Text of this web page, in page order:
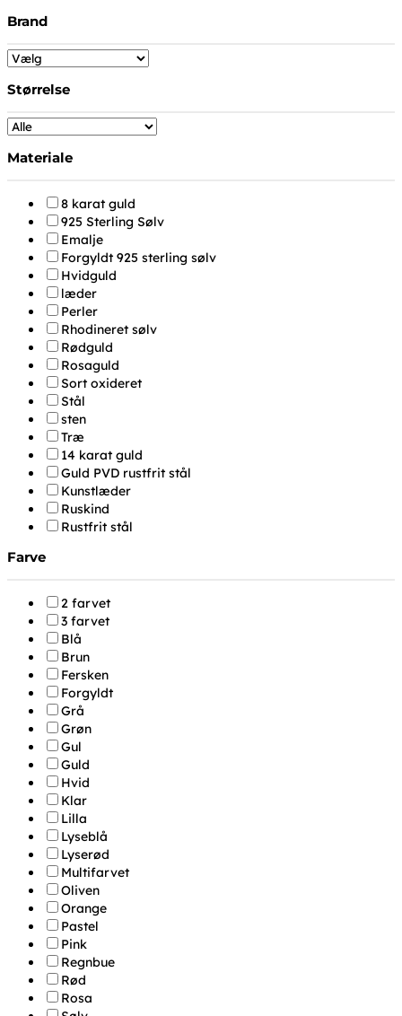
Brand
Størrelse
Materiale
8 karat guld
925 Sterling Sølv
Emalje
Forgyldt 925 sterling sølv
Hvidguld
læder
Perler
Rhodineret sølv
Rødguld
Rosaguld
Sort oxideret
Stål
sten
Træ
14 karat guld
Guld PVD rustfrit stål
Kunstlæder
Ruskind
Rustfrit stål
Farve
2 farvet
3 farvet
Blå
Brun
Fersken
Forgyldt
Grå
Grøn
Gul
Guld
Hvid
Klar
Lilla
Lyseblå
Lyserød
Multifarvet
Oliven
Orange
Pastel
Pink
Regnbue
Rød
Rosa